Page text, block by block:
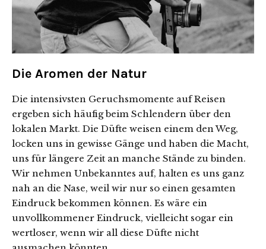
Die Aromen der Natur
Die intensivsten Geruchsmomente auf Reisen
ergeben sich häufig beim Schlendern über den
lokalen Markt. Die Düfte weisen einem den Weg,
locken uns in gewisse Gänge und haben die Macht,
uns für längere Zeit an manche Stände zu binden.
Wir nehmen Unbekanntes auf, halten es uns ganz
nah an die Nase, weil wir nur so einen gesamten
Eindruck bekommen können. Es wäre ein
unvollkommener Eindruck, vielleicht sogar ein
wertloser, wenn wir all diese Düfte nicht